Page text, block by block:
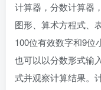
计算器，分数计算器
图形、算术方程式、
100位有效数字和9位
也可以以分数形式输
式并观察计算结果。